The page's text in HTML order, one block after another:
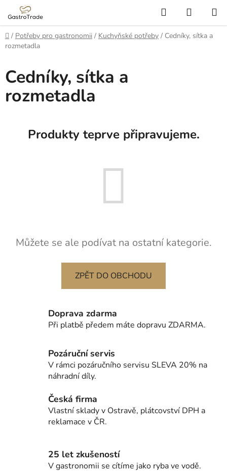
obsah
Hledat
KOŠÍK
Domů
/ Potřeby pro gastronomii / Kuchyňské potřeby / Cedníky, sítka a
rozmetadla
Cedníky, sítka a
rozmetadla
Produkty teprve připravujeme.
Můžete se ale podívat na ostatní kategorie.
ZPĚT DO OBCHODU
Doprava zdarma
Při platbě předem máte dopravu ZDARMA.
Pozáruční servis
V rámci pozáručního servisu SLEVA 20% na
náhradní díly.
Česká firma
Vlastní sklady v Ostravě, plátcovství DPH a
reklamace v ČR.
25 let zkušeností
V gastronomii se cítíme jako ryba ve vodě.